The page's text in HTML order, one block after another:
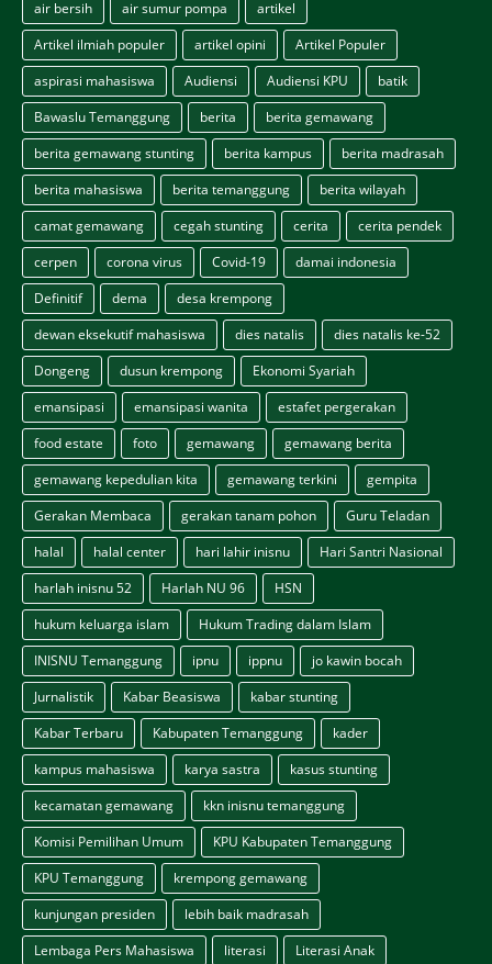
air bersih air sumur pompa
artikel
Artikel ilmiah populer
artikel opini
Artikel Populer
aspirasi mahasiswa
Audiensi Audiensi KPU
batik
Bawaslu Temanggung
berita
berita gemawang
berita gemawang stunting
berita kampus
berita madrasah
berita mahasiswa
berita temanggung
berita wilayah
camat gemawang
cegah stunting cerita
cerita pendek
cerpen
corona virus Covid-19
damai indonesia
Definitif
dema
desa krempong
dewan eksekutif mahasiswa
dies natalis
dies natalis ke-52
Dongeng
dusun krempong
Ekonomi Syariah
emansipasi
emansipasi wanita
estafet pergerakan
food estate
foto gemawang
gemawang berita
gemawang kepedulian kita
gemawang terkini
gempita
Gerakan Membaca
gerakan tanam pohon
Guru Teladan
halal
halal center hari lahir inisnu
Hari Santri Nasional
harlah inisnu 52
Harlah NU 96
HSN
hukum keluarga islam
Hukum Trading dalam Islam
INISNU Temanggung
ipnu ippnu
jo kawin bocah
Jurnalistik
Kabar Beasiswa
kabar stunting
Kabar Terbaru
Kabupaten Temanggung
kader
kampus mahasiswa
karya sastra
kasus stunting
kecamatan gemawang
kkn inisnu temanggung
Komisi Pemilihan Umum
KPU Kabupaten Temanggung
KPU Temanggung
krempong gemawang
kunjungan presiden
lebih baik madrasah
Lembaga Pers Mahasiswa
literasi
Literasi Anak